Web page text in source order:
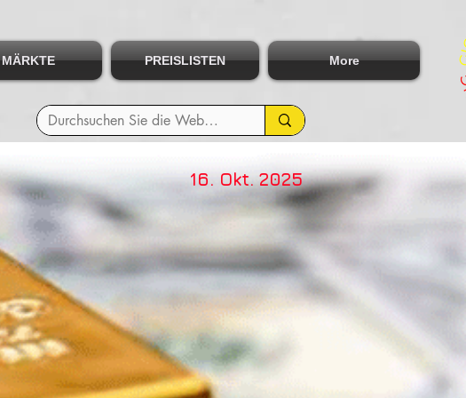
MÄRKTE PREISLISTEN More
16. Okt. 2025